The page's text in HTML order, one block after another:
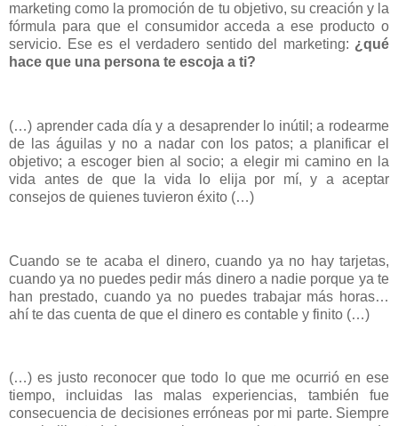
marketing como la promoción de tu objetivo, su creación y la
fórmula para que el consumidor acceda a ese producto o
servicio. Ese es el verdadero sentido del marketing: ¿qué
hace que una persona te escoja a ti?
(…) aprender cada día y a desaprender lo inútil; a rodearme
de las águilas y no a nadar con los patos; a planificar el
objetivo; a escoger bien al socio; a elegir mi camino en la
vida antes de que la vida lo elija por mí, y a aceptar
consejos de quienes tuvieron éxito (…)
Cuando se te acaba el dinero, cuando ya no hay tarjetas,
cuando ya no puedes pedir más dinero a nadie porque ya te
han prestado, cuando ya no puedes trabajar más horas…
ahí te das cuenta de que el dinero es contable y finito (…)
(…) es justo reconocer que todo lo que me ocurrió en ese
tiempo, incluidas las malas experiencias, también fue
consecuencia de decisiones erróneas por mi parte. Siempre